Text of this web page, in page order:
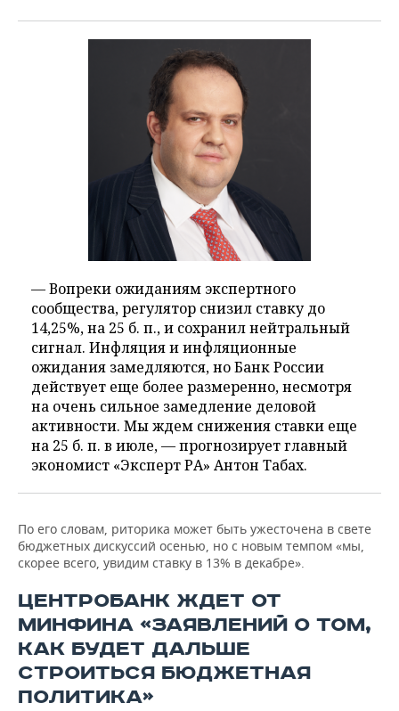
— Вопреки ожиданиям экспертного
сообщества, регулятор снизил ставку до
14,25%, на 25 б. п., и сохранил нейтральный
сигнал. Инфляция и инфляционные
ожидания замедляются, но Банк России
действует еще более размеренно, несмотря
на очень сильное замедление деловой
активности. Мы ждем снижения ставки еще
на 25 б. п. в июле, — прогнозирует главный
экономист «Эксперт РА» Антон Табах.
По его словам, риторика может быть ужесточена в свете
бюджетных дискуссий осенью, но с новым темпом «мы,
скорее всего, увидим ставку в 13% в декабре».
ЦЕНТРОБАНК ЖДЕТ ОТ
МИНФИНА «ЗАЯВЛЕНИЙ О ТОМ,
КАК БУДЕТ ДАЛЬШЕ
СТРОИТЬСЯ БЮДЖЕТНАЯ
ПОЛИТИКА»